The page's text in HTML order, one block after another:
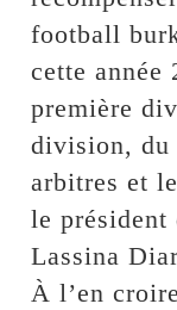
football
cette année
première
division,
arbitres et
le président
Lassina
À l’en